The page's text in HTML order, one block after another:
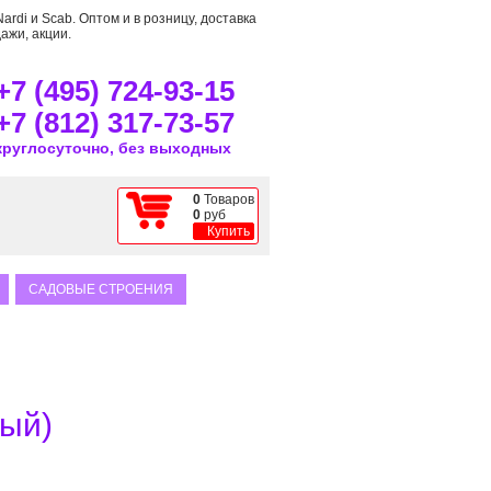
и Scab. Оптом и в розницу, доставка
акции.
(495) 724-93-15
(812) 317-73-57
без выходных
0 Товаров
0 руб
Купить
САДОВЫЕ СТРОЕНИЯ